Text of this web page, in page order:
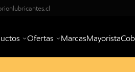
Ofertas MarcasMayorista